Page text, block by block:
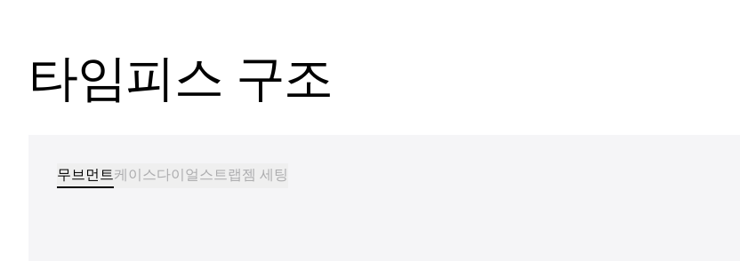
타임피스 구조
무브먼트케이스다이얼스트랩젬 세팅